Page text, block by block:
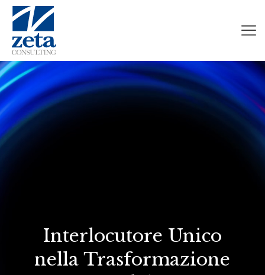
Interlocutore Unico
nella Trasformazione